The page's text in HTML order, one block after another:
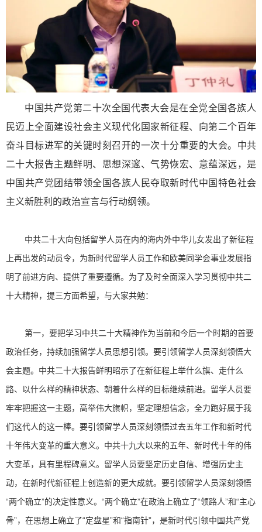
中国共产党第二十次全国代表大会是在全党全国各族人
民迈上全面建设社会主义现代化国家新征程、向第二个百年
奋斗目标进军的关键时刻召开的一次十分重要的大会。中共
二十大报告主题鲜明、思想深邃、气势恢宏、意蕴深远，是
中国共产党团结带领全国各族人民夺取新时代中国特色社会
主义新胜利的政治宣言与行动纲领。
中共二十大向包括留学人员在内的海内外中华儿女发出了新征程
上再出发的动员令，为新时代留学人员工作和欧美同学会事业发展指
明了前进方向、提供了重要遵循。为了及时全面深入学习贯彻中共二
十大精神，提三方面希望，与大家共勉：
第一，要把学习中共二十大精神作为当前和今后一个时期的首要
政治任务，持续加强留学人员思想引领。要引领留学人员深刻领悟大
会主题。中共二十大报告鲜明昭示了在新征程上举什么旗、走什么
路、以什么样的精神状态、朝着什么样的目标继续前进。留学人员要
牢牢把握这一主题，高举伟大旗帜，坚定理想信念，全力跑好属于我
们这代人的这一棒。要引领留学人员深刻领悟过去五年工作和新时代
十年伟大变革的重大意义。中共十九大以来的五年、新时代十年的伟
大变革，具有里程碑意义。留学人员要坚定历史自信、增强历史主
动，在新时代新征程上创造新的更大成就。要引领留学人员深刻领悟
“两个确立”的决定性意义。“两个确立”在政治上确立了“领路人”和“主心
骨”，在思想上确立了“定盘星”和“指南针”，是新时代引领中国共产党